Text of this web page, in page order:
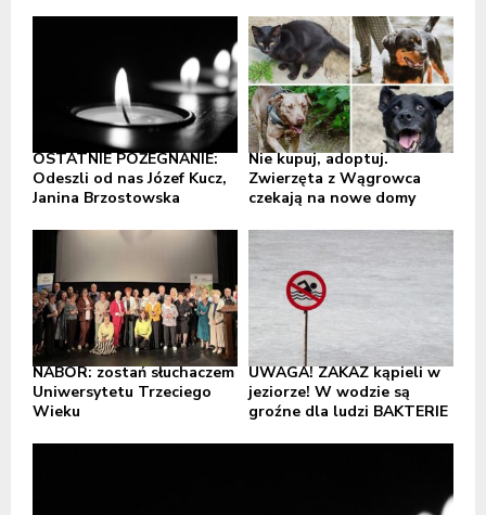
OSTATNIE POŻEGNANIE:
Odeszli od nas Józef Kucz,
Janina Brzostowska
Nie kupuj, adoptuj.
Zwierzęta z Wągrowca
czekają na nowe domy
NABÓR: zostań słuchaczem
Uniwersytetu Trzeciego
Wieku
UWAGA! ZAKAZ kąpieli w
jeziorze! W wodzie są
groźne dla ludzi BAKTERIE